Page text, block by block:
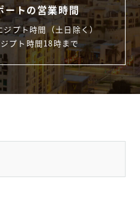
ートの営業時間
プト時間（土日除く）
プト時間18時まで